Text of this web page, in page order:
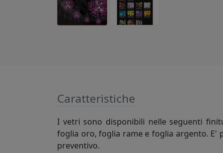
Caratteristiche
I vetri sono disponibili nelle seguenti
foglia oro, foglia rame e foglia argento.
preventivo.